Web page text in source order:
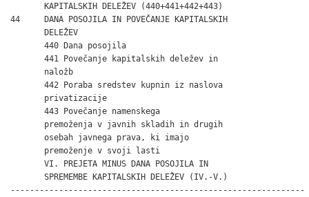
       KAPITALSKIH DELEŽEV (440+441+442+443)
44     DANA POSOJILA IN POVEČANJE KAPITALSKIH
       DELEŽEV
       440 Dana posojila
       441 Povečanje kapitalskih deležev in
       naložb
       442 Poraba sredstev kupnin iz naslova
       privatizacije
       443 Povečanje namenskega
       premoženja v javnih skladih in drugih
       osebah javnega prava, ki imajo
       premoženje v svoji lasti
       VI. PREJETA MINUS DANA POSOJILA IN
       SPREMEMBE KAPITALSKIH DELEŽEV (IV.-V.)
-------------------------------------------------------------